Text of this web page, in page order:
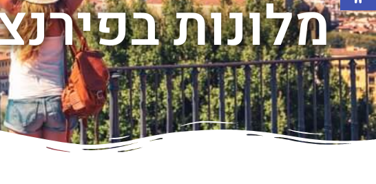
מלונות